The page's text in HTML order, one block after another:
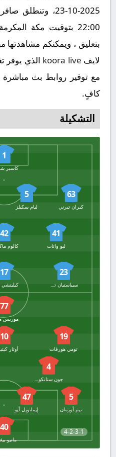
2025-10-23،
22:00 بتوقيت مكة
بتعليق ، ويمكنكم
لايف koora live الذي يوفر
مع توفير روابط بث مباشرة
كافٍ.
التشكيلة
1
63
كيران تيرني
5
ليام سكيلز
41
ليو واتات
42
23
سيباستيان تونكتي
17
4-2-3-1
77
موريس
19
تومي هورفات
10
4
جون ستانكوفيتش
5
تيم أورمان
47
إيمانويل أيو
40
ماتيو